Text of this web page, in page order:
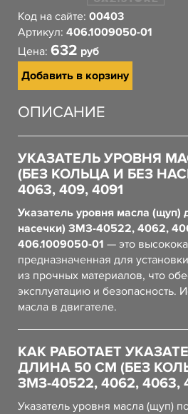
Код на сайте: 00403
Артикул: 406.1009050-01
Цена: 632 руб
Добавить в корзину
ОПИСАНИЕ
УКАЗАТЕЛЬ УРОВНЯ
(БЕЗ КОЛЬЦА И БЕЗ
4063, 409, 4091
Указатель уровня масла (щуп)
насечки) ЗМЗ-40522, 4062,
406.1009050-01 — это
предназначенная для
из прочных материалов, что
эксплуатацию и безопасность.
масла в двигателе.
КАК РАБОТАЕТ
ДЛИНА 50 СМ (БЕЗ
ЗМЗ-40522, 4062, 4063,
Указатель уровня масла (щуп)